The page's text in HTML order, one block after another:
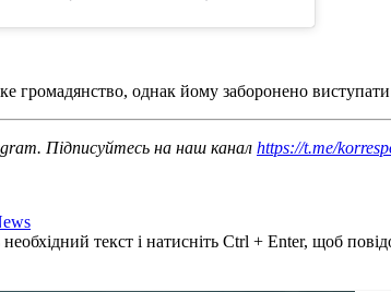
громадянство, однак йому заборонено
Підписуйтесь на наш канал https://t.me/
текст і натисніть Ctrl + Enter, щоб